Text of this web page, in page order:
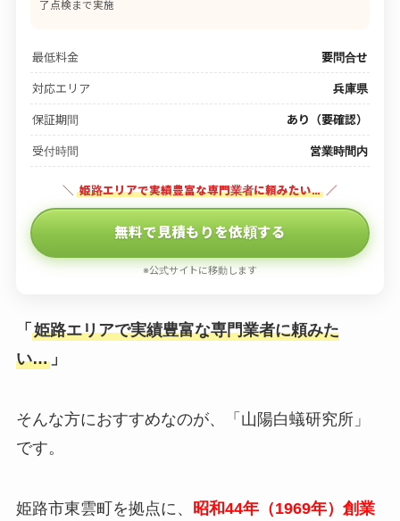
了点検まで実施
最低料金 要問合せ
対応エリア 兵庫県
保証期間 あり（要確認）
受付時間 営業時間内
＼ 姫路エリアで実績豊富な専門業者に頼みたい… ／
無料で見積もりを依頼する
※公式サイトに移動します
「 姫路エリアで実績豊富な専門業者に頼みた
い…」
そんな方におすすめなのが、「山陽白蟻研究所」
です。
姫路市東雲町を拠点に、
昭和44年（1969年）創業